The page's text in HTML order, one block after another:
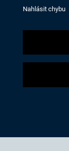
Nahlásit chybu